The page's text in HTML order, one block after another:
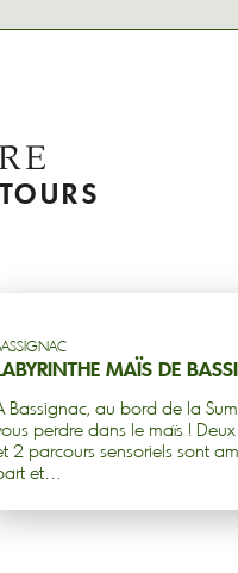
MAÏS DE
Bassignac, au bord de la
perdre dans le maïs !
2 parcours sensoriels sont
et…